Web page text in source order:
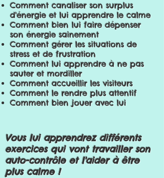
Comment canaliser son surplus
d'énergie et lui apprendre le calme
Comment bien lui faire dépenser
son énergie sainement
Comment gérer les situations de
stress et de frustration
Comment lui apprendre à ne pas
sauter et mordiller
Comment accueillir les visiteurs
Comment le rendre plus attentif
Comment bien jouer avec lui
Vous lui apprendrez différents
exercices qui vont travailler son
auto-contrôle et l'aider à être
plus calme !